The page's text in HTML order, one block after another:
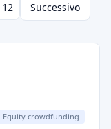
12 Successivo
Equity crowdfunding